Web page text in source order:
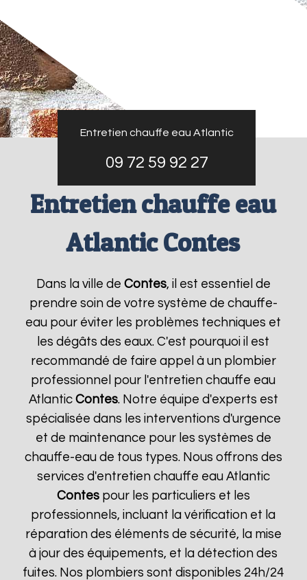
Entretien chauffe eau Atlantic
09 72 59 92 27
Entretien chauffe eau
Atlantic Contes
Dans la ville de Contes, il est essentiel de
prendre soin de votre système de chauffe-
eau pour éviter les problèmes techniques et
les dégâts des eaux. C'est pourquoi il est
recommandé de faire appel à un plombier
professionnel pour l'entretien chauffe eau
Atlantic Contes. Notre équipe d'experts est
spécialisée dans les interventions d'urgence
et de maintenance pour les systèmes de
chauffe-eau de tous types. Nous offrons des
services d'entretien chauffe eau Atlantic
Contespour les particuliers et les
professionnels, incluant la vérification et la
réparation des éléments de sécurité, la mise
à jour des équipements, et la détection des
fuites. Nos plombiers sont disponibles 24h/24